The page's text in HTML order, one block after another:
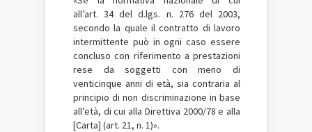
all’art. 34 del d.lgs. n. 276 del 2003,
secondo la quale il contratto di lavoro
intermittente può in ogni caso essere
concluso con riferimento a prestazioni
rese da soggetti con meno di
venticinque anni di età, sia contraria al
principio di non discriminazione in base
all’età, di cui alla Direttiva 2000/78 e alla
[Carta] (art. 21, n. 1)».